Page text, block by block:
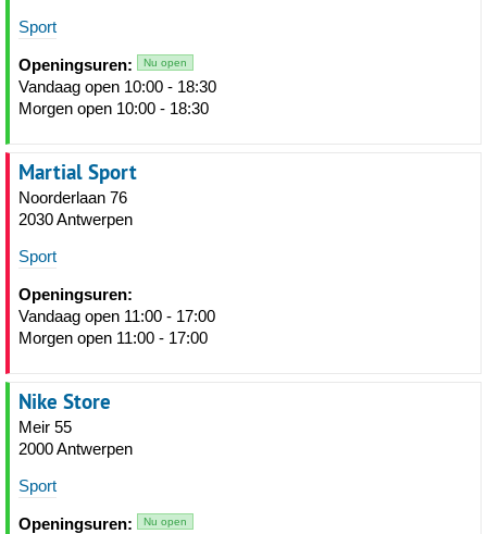
Sport
Openingsuren: Nu open
Vandaag open 10:00 - 18:30
Morgen open 10:00 - 18:30
Martial Sport
Noorderlaan 76
2030 Antwerpen
Sport
Openingsuren:
Vandaag open 11:00 - 17:00
Morgen open 11:00 - 17:00
Nike Store
Meir 55
2000 Antwerpen
Sport
Openingsuren: Nu open